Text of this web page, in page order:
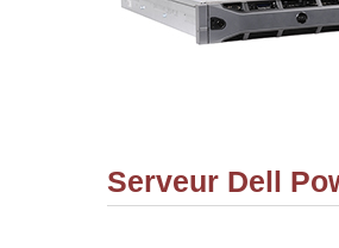
Serveur Dell